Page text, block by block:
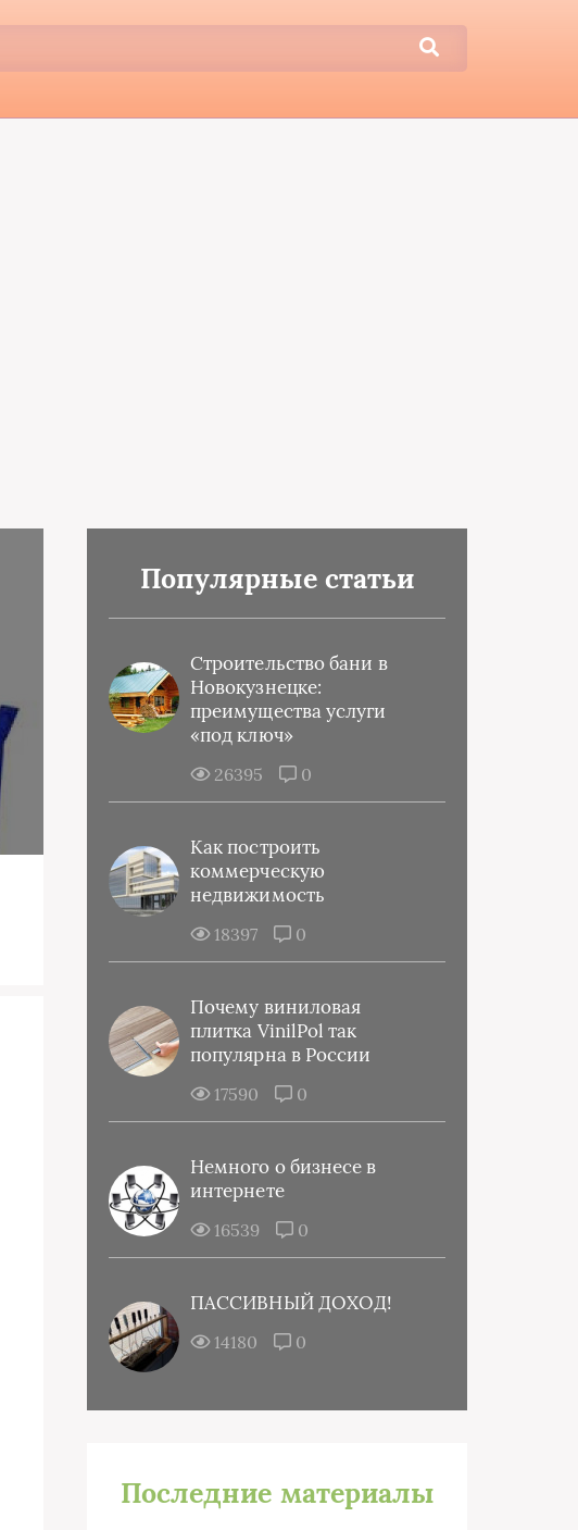
Популярные статьи
Строительство бани в
Новокузнецке:
преимущества услуги
«под ключ»
26395 0
Как построить
коммерческую
недвижимость
18397 0
Почему виниловая
плитка VinilPol так
популярна в России
17590 0
Немного о бизнесе в
интернете
16539 0
ПАССИВНЫЙ ДОХОД!
14180 0
Последние материалы